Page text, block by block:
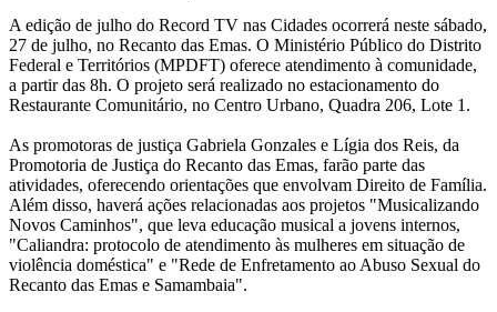
A edição de julho do Record TV nas Cidades ocorrerá neste sábado,
27 de julho, no Recanto das Emas. O Ministério Público do Distrito
Federal e Territórios (MPDFT) oferece atendimento à comunidade,
a partir das 8h. O projeto será realizado no estacionamento do
Restaurante Comunitário, no Centro Urbano, Quadra 206, Lote 1.
As promotoras de justiça Gabriela Gonzales e Lígia dos Reis, da
Promotoria de Justiça do Recanto das Emas, farão parte das
atividades, oferecendo orientações que envolvam Direito de Família.
Além disso, haverá ações relacionadas aos projetos "Musicalizando
Novos Caminhos", que leva educação musical a jovens internos,
"Caliandra: protocolo de atendimento às mulheres em situação de
violência doméstica" e "Rede de Enfretamento ao Abuso Sexual do
Recanto das Emas e Samambaia".